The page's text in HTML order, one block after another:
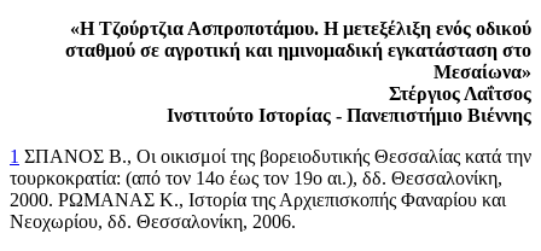
«Η Τζούρτζια Ασπροποτάμου. Η μετεξέλιξη ενός οδικού
σταθμού σε αγροτική και ημινομαδική εγκατάσταση στο
Μεσαίωνα»
Στέργιος Λαΐτσος
Ινστιτούτο Ιστορίας - Πανεπιστήμιο Βιέννης
1 ΣΠΑΝΟΣ Β., Οι οικισμοί της βορειοδυτικής Θεσσαλίας κατά την
τουρκοκρατία: (από τον 14ο έως τον 19ο αι.), δδ. Θεσσαλονίκη,
2000. ΡΩΜΑΝΑΣ Κ., Ιστορία της Αρχιεπισκοπής Φαναρίου και
Νεοχωρίου, δδ. Θεσσαλονίκη, 2006.